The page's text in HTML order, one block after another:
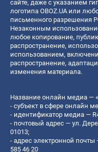
сайте, даже с указанием
логотипа OBOZ.UA или
письменного разрешения
Незаконным
любое копирование,
распространение,
использованием,
распространение,
изменения материала.
Название онлайн медиа —
- субъект в сфере онлайн
- идентификатор медиа —
- почтовый адрес — ул.
01013;
- адрес электронной почты
585 46 20